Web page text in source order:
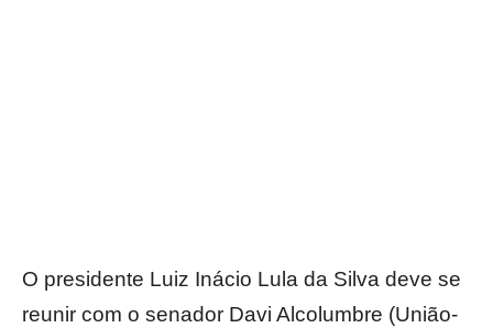
O presidente Luiz Inácio Lula da Silva deve se
reunir com o senador Davi Alcolumbre (União-